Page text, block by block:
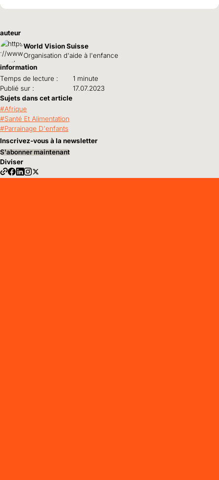
auteur
World Vision Suisse
Organisation d'aide à l'enfance
information
Temps de lecture :
1 minute
Publié sur :
17.07.2023
Sujets dans cet article
Afrique
Santé Et Alimentation
Parrainage D'enfants
Inscrivez-vous à la newsletter
S'abonner maintenant
Diviser